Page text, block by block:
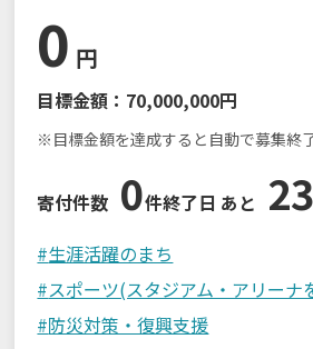
0 円
目標金額： 70,000,000円
※目標金額を達成すると自動で募集終
寄付件数 0件終了日 あと
#生涯活躍のまち
#スポーツ(スタジアム・アリーナ
#防災対策・復興支援